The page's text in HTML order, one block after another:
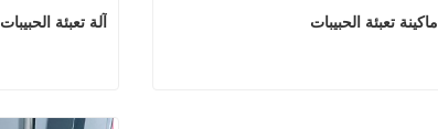
آلة تعبئة الحبيبات ماكينة تعبئة الحبيبات